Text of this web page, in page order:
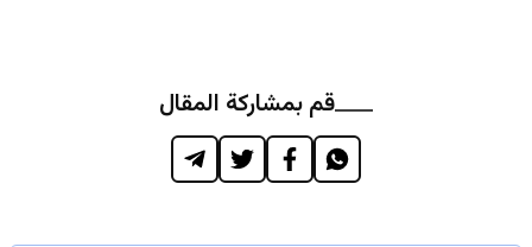
قم بمشاركة المقال